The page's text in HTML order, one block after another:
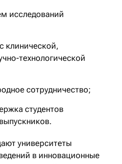
исследований
клинической,
технологической
сотрудничество;
студентов
университеты
в инновационные